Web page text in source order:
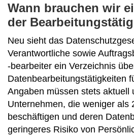
Wann brauchen wir
der
Neu sieht das
Verantwortliche sowie
-bearbeiter ein Verzeichnis
Datenbearbeitungstätigkeiten
Angaben müssen stets aktuell
Unternehmen, die weniger als
beschäftigen und deren
geringeres Risiko von